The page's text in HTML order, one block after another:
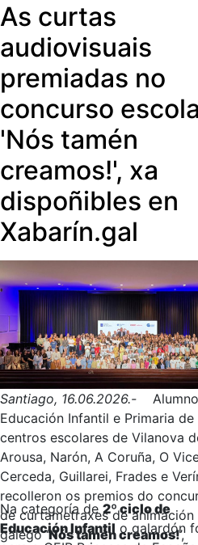
ano.
As curtas
audiovisuais
premiadas no
concurso
'Nós tamén
creamos!', xa
dispoñibles en
Xabarín.gal
Santiago, 16.06.2026.-
Educación Infantil e Primaria de
centros escolares de Vilanova
Arousa, Narón, A Coruña, O
Cerceda, Guillarei, Frades e
recolleron os premios do
de curtametraxes de animación
galego ‘Nós tamén creamos!’,
Na categoría de 2º ciclo de
Educación Infantil o galardón